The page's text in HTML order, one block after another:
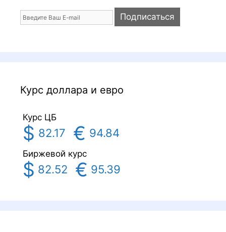
Курс доллара и евро
Курс ЦБ
$ 82.17 € 94.84
Биржевой курс
$ 82.52 € 95.39